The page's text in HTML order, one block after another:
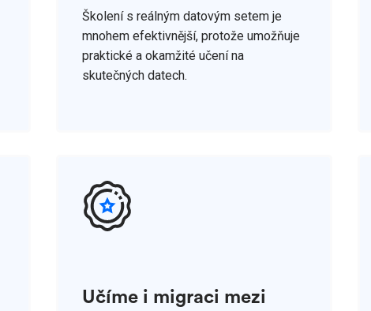
Školení s reálným datovým setem je
mnohem efektivnější, protože umožňuje
praktické a okamžité učení na
skutečných datech.
Učíme i migraci mezi